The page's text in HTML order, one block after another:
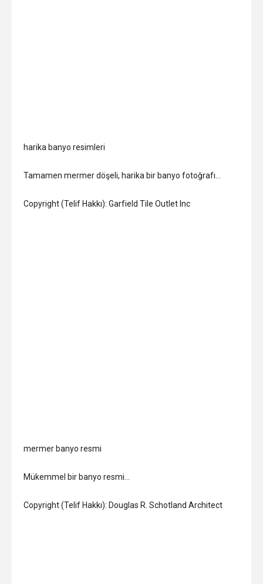
harika banyo resimleri
Tamamen mermer döşeli, harika bir banyo fotoğrafı…
Copyright (Telif Hakkı): Garfield Tile Outlet Inc
mermer banyo resmi
Mükemmel bir banyo resmi…
Copyright (Telif Hakkı): Douglas R. Schotland Architect